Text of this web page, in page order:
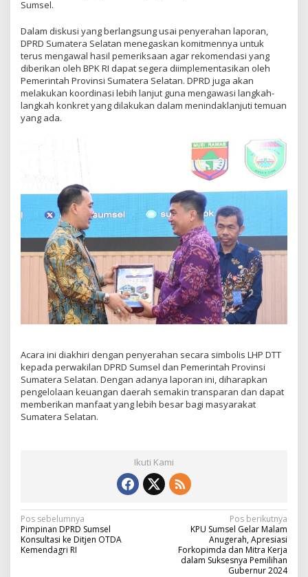
Sumsel.
Dalam diskusi yang berlangsung usai penyerahan laporan,
DPRD Sumatera Selatan menegaskan komitmennya untuk
terus mengawal hasil pemeriksaan agar rekomendasi yang
diberikan oleh BPK RI dapat segera diimplementasikan oleh
Pemerintah Provinsi Sumatera Selatan. DPRD juga akan
melakukan koordinasi lebih lanjut guna mengawasi langkah-
langkah konkret yang dilakukan dalam menindaklanjuti temuan
yang ada.
Acara ini diakhiri dengan penyerahan secara simbolis LHP DTT
kepada perwakilan DPRD Sumsel dan Pemerintah Provinsi
Sumatera Selatan. Dengan adanya laporan ini, diharapkan
pengelolaan keuangan daerah semakin transparan dan dapat
memberikan manfaat yang lebih besar bagi masyarakat
Sumatera Selatan.
Ikuti Kami
N
a
Pos sebelumnya
Pimpinan DPRD Sumsel
Konsultasi ke Ditjen OTDA
Kemendagri RI
Pos berikutnya
KPU Sumsel Gelar Malam
Anugerah, Apresiasi
Forkopimda dan Mitra Kerja
dalam Suksesnya Pemilihan
Gubernur 2024